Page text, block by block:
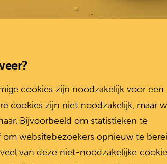
cookies zijn noodzakelijk voor een
cookies zijn niet noodzakelijk, maar
Bijvoorbeeld om statistieken te
websitebezoekers opnieuw te
van deze niet-noodzakelijke